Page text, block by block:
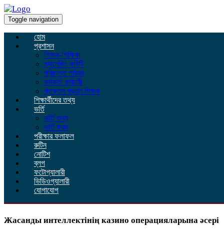
Toggle navigation
হোম
প্রশাসন
শিক্ষক-শিক্ষিকা
ম্যানেজিং কমিটি
পরিচালনা পরিষদ
কর্মকর্তা কর্মচারী
প্রাক্তন প্রধান শিক্ষক
শিক্ষার্থীদের তথ্য
ভর্তি
ভর্তি তথ্য
ভর্তি ফরম
পরীক্ষার ফলাফল
রুটিন
নোটিশ
ব্লগ
ফটোগ্যালারী
ভিডিওগ্যালারী
যোগাযোগ
Жасанды интеллектінің казино операцияларына әсері